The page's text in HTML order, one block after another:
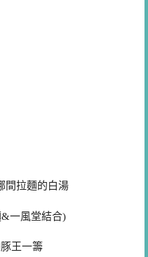
間拉麵的白湯
一風堂結合)
王一籌